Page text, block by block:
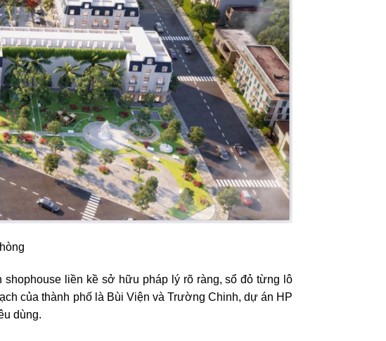
liền kề sở hữu pháp lý rõ ràng, sổ đỏ từng lô
của thành phố là Bùi Viện và Trường Chinh, dự án HP
dùng.